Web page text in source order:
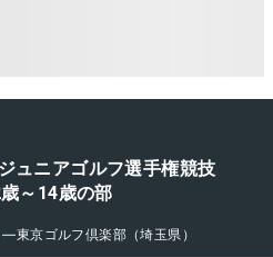
ュニアゴルフ選手権競技
～14歳の部
―東京ゴルフ倶楽部（埼玉県）